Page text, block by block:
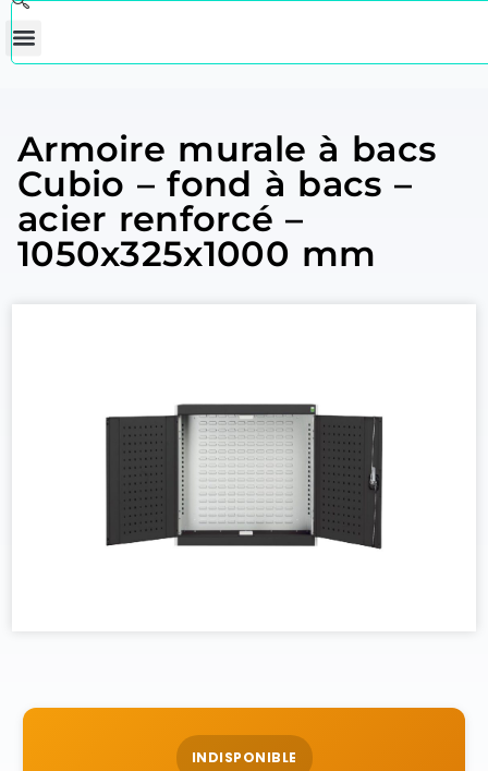
Armoire murale à bacs
Cubio – fond à bacs –
acier renforcé –
1050x325x1000 mm
INDISPONIBLE